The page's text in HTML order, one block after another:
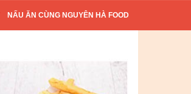
NẤU ĂN CÙNG NGUYÊN HÀ FOOD